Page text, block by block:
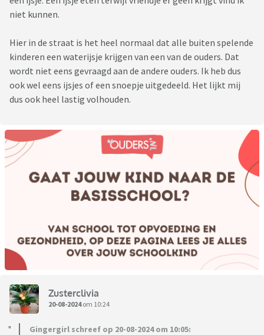
niet kunnen.
Hier in de straat is het heel normaal dat alle buiten spelende
kinderen een waterijsje krijgen van een van de ouders. Dat
wordt niet eens gevraagd aan de andere ouders. Ik heb dus
ook wel eens ijsjes of een snoepje uitgedeeld. Het lijkt mij
dus ook heel lastig volhouden.
Zusterclivia
20-08-2024om 10:24
Gingergirl schreef op 20-08-2024 om 10:05: